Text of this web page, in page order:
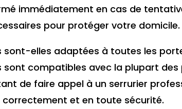
immédiatement en cas de
pour protéger votre domicile.
sont-elles adaptées à toutes les
compatibles avec la plupart des
de faire appel à un serrurier
et en toute sécurité.